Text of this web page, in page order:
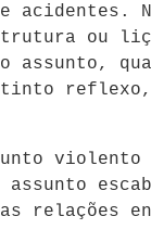
e
ou
assunto
relações